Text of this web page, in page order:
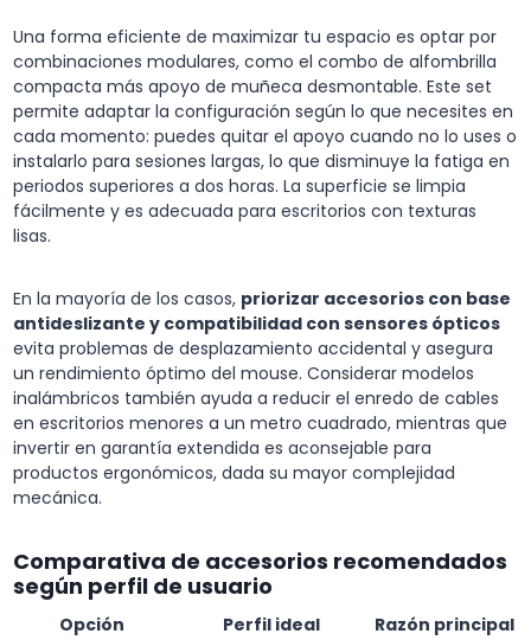
Una forma eficiente de maximizar tu espacio es optar por
combinaciones modulares, como el combo de alfombrilla
compacta más apoyo de muñeca desmontable. Este set
permite adaptar la configuración según lo que necesites en
cada momento: puedes quitar el apoyo cuando no lo uses o
instalarlo para sesiones largas, lo que disminuye la fatiga en
periodos superiores a dos horas. La superficie se limpia
fácilmente y es adecuada para escritorios con texturas
lisas.
En la mayoría de los casos, priorizar accesorios con base
antideslizante y compatibilidad con sensores ópticos
evita problemas de desplazamiento accidental y asegura
un rendimiento óptimo del mouse. Considerar modelos
inalámbricos también ayuda a reducir el enredo de cables
en escritorios menores a un metro cuadrado, mientras que
invertir en garantía extendida es aconsejable para
productos ergonómicos, dada su mayor complejidad
mecánica.
Comparativa de accesorios recomendados
según perfil de usuario
Opción Perfil ideal
Razón principal